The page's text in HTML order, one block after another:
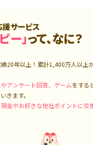
サービス
ー」って、なに？
20年以上！累計1,400万人以上
アンケート回答、ゲームをする
きます。
現金やお好きな他社ポイントに交